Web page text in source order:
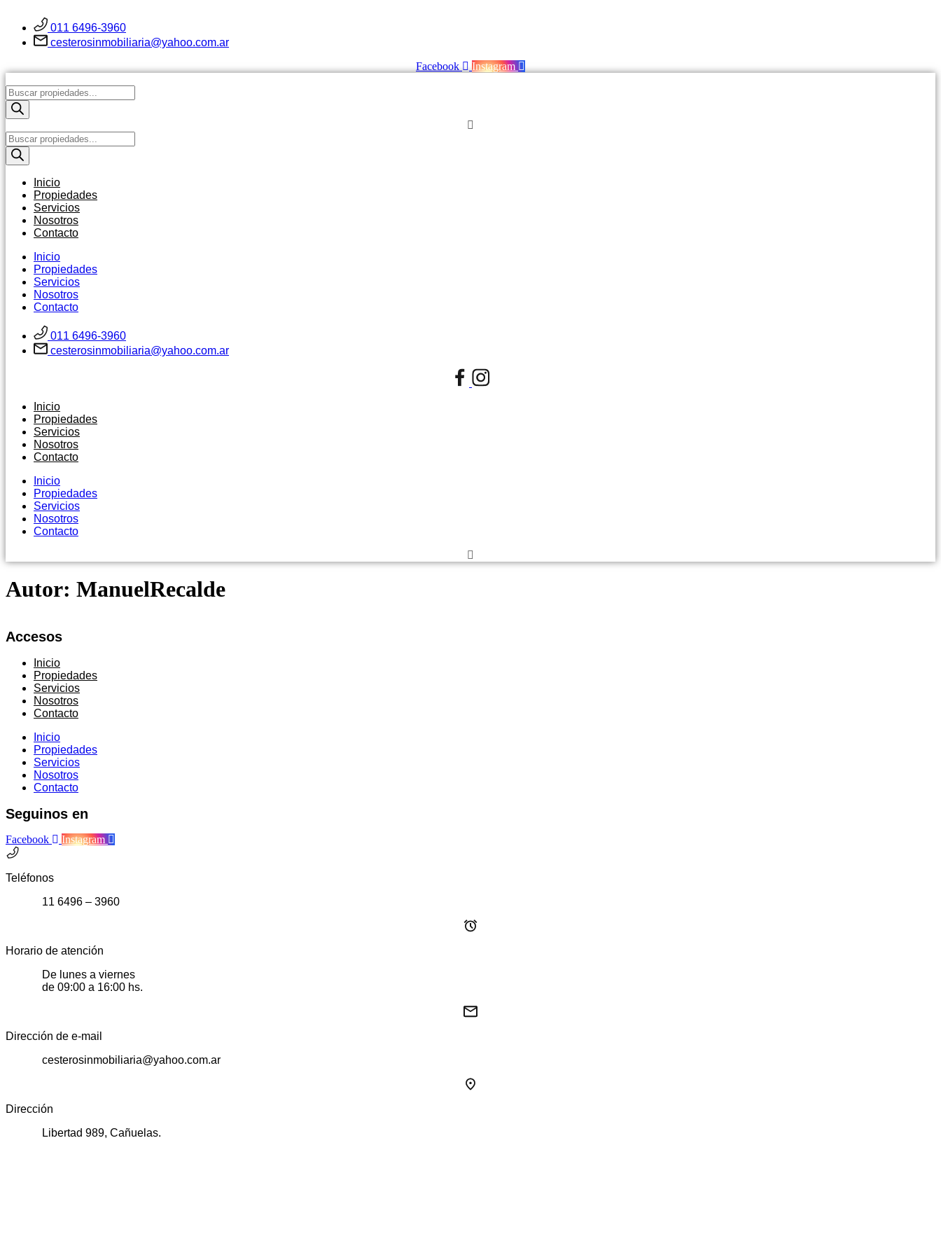
contenido
011 6496-3960
cesterosinmobiliaria@yahoo.com.ar
Facebook
Instagram
Búsqueda
de
productos
Búsqueda
de
productos
Inicio
Propiedades
Servicios
Nosotros
Contacto
Inicio
Propiedades
Servicios
Nosotros
Contacto
011 6496-3960
cesterosinmobiliaria@yahoo.com.ar
Inicio
Propiedades
Servicios
Nosotros
Contacto
Inicio
Propiedades
Servicios
Nosotros
Contacto
Autor: ManuelRecalde
Accesos
Inicio
Propiedades
Servicios
Nosotros
Contacto
Inicio
Propiedades
Servicios
Nosotros
Contacto
Seguinos en
Facebook Instagram
Teléfonos
11 6496 – 3960
Horario de atención
De lunes a viernes
de 09:00 a 16:00 hs.
Dirección de e-mail
cesterosinmobiliaria@yahoo.com.ar
Dirección
Libertad 989, Cañuelas.